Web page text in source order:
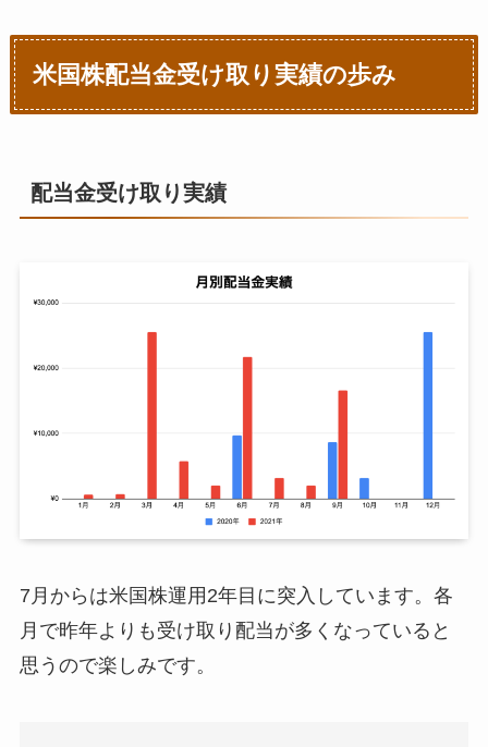
米国株配当金受け取り実績の歩み
配当金受け取り実績
7月からは米国株運用2年目に突入しています。各
月で昨年よりも受け取り配当が多くなっていると
思うので楽しみです。